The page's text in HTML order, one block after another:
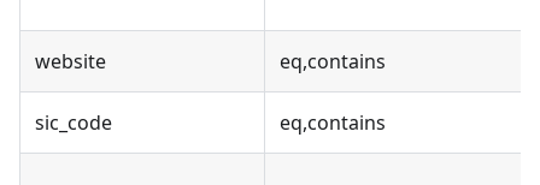
website eq,contains
sic_code eq,contains